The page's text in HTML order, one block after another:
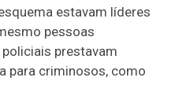
estavam líderes
pessoas
prestavam
para criminosos, como